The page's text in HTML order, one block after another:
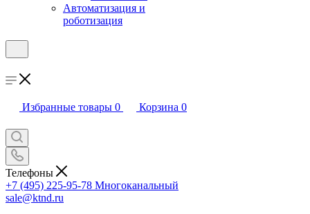
Автоматизация и
роботизация
Избранные товары 0 Корзина 0
Телефоны
+7 (495) 225-95-78 Многоканальный
sale@ktnd.ru